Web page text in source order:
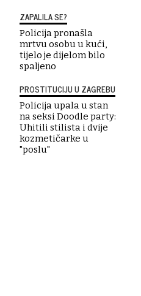
ZAPALILA SE?
Policija pronašla
mrtvu osobu u kući,
tijelo je dijelom bilo
spaljeno
PROSTITUCIJU U ZAGREBU
Policija upala u stan
na seksi Doodle party:
Uhitili stilista i dvije
kozmetičarke u
"poslu"